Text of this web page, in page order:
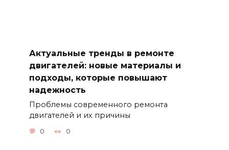
Актуальные тренды в ремонте
двигателей: новые материалы и
подходы, которые повышают
надежность
Проблемы современного ремонта
двигателей и их причины
0 0